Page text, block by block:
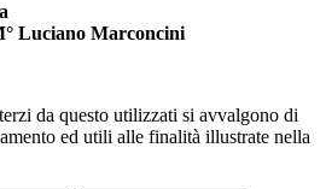
Luciano Marconcini
da questo utilizzati si avvalgono di
ed utili alle finalità illustrate nella